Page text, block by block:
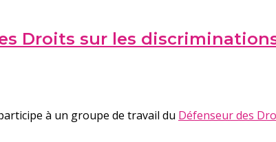
Droits sur les
à un groupe de travail du Défenseur des